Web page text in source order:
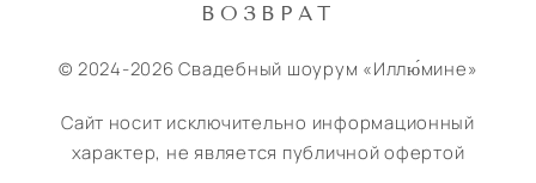
ВОЗВРАТ
© 2024-2026 Свадебный шоурум «Иллю́мине»
Сайт носит исключительно информационный
характер, не является публичной офертой